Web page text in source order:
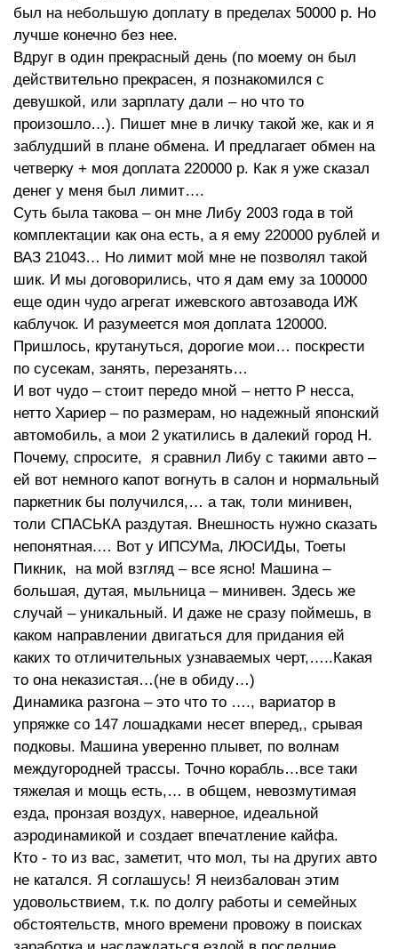
был на небольшую доплату в пределах 50000 р. Но
лучше конечно без нее.
Вдруг в один прекрасный день (по моему он был
действительно прекрасен, я познакомился с
девушкой, или зарплату дали – но что то
произошло…). Пишет мне в личку такой же, как и я
заблудший в плане обмена. И предлагает обмен на
четверку + моя доплата 220000 р. Как я уже сказал
денег у меня был лимит….
Суть была такова – он мне Либу 2003 года в той
комплектации как она есть, а я ему 220000 рублей и
ВАЗ 21043… Но лимит мой мне не позволял такой
шик. И мы договорились, что я дам ему за 100000
еще один чудо агрегат ижевского автозавода ИЖ
каблучок. И разумеется моя доплата 120000.
Пришлось, крутануться, дорогие мои… поскрести
по сусекам, занять, перезанять…
И вот чудо – стоит передо мной – нетто Р несса,
нетто Хариер – по размерам, но надежный японский
автомобиль, а мои 2 укатились в далекий город Н.
Почему, спросите, я сравнил Либу с такими авто –
ей вот немного капот вогнуть в салон и нормальный
паркетник бы получился,… а так, толи минивен,
толи СПАСЬКА раздутая. Внешность нужно сказать
непонятная.… Вот у ИПСУМа, ЛЮСИДы, Тоеты
Пикник, на мой взгляд – все ясно! Машина –
большая, дутая, мыльница – минивен. Здесь же
случай – уникальный. И даже не сразу поймешь, в
каком направлении двигаться для придания ей
каких то отличительных узнаваемых черт,…..Какая
то она неказистая…(не в обиду…)
Динамика разгона – это что то …., вариатор в
упряжке со 147 лошадками несет вперед,, срывая
подковы. Машина уверенно плывет, по волнам
междугородней трассы. Точно корабль…все таки
тяжелая и мощь есть,… в общем, невозмутимая
езда, пронзая воздух, наверное, идеальной
аэродинамикой и создает впечатление кайфа.
Кто - то из вас, заметит, что мол, ты на других авто
не катался. Я соглашусь! Я неизбалован этим
удовольствием, т.к. по долгу работы и семейных
обстоятельств, много времени провожу в поисках